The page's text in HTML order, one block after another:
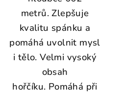
metrů. Zlepšuje
kvalitu spánku a
pomáhá uvolnit mysl
i tělo. Velmi vysoký
obsah
hořčíku. Pomáhá při